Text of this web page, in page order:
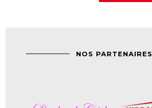
NOS PARTENAIRES